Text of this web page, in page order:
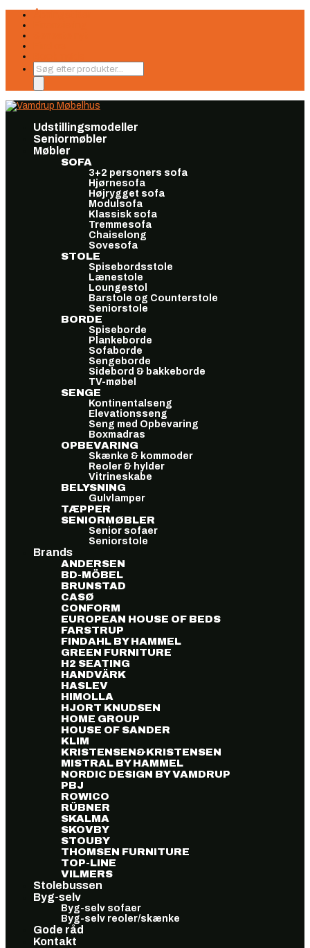
Products
search
Udstillingsmodeller
Seniormøbler
Møbler
SOFA
3+2 personers sofa
Hjørnesofa
Højrygget sofa
Modulsofa
Klassisk sofa
Tremmesofa
Chaiselong
Sovesofa
STOLE
Spisebordsstole
Lænestole
Loungestol
Barstole og Counterstole
Seniorstole
BORDE
Spiseborde
Plankeborde
Sofaborde
Sengeborde
Sidebord & bakkeborde
TV-møbel
SENGE
Kontinentalseng
Elevationsseng
Seng med Opbevaring
Boxmadras
OPBEVARING
Skænke & kommoder
Reoler & hylder
Vitrineskabe
BELYSNING
Gulvlamper
TÆPPER
SENIORMØBLER
Senior sofaer
Seniorstole
Brands
ANDERSEN
BD-MÖBEL
BRUNSTAD
CASØ
CONFORM
EUROPEAN HOUSE OF BEDS
FARSTRUP
FINDAHL BY HAMMEL
GREEN FURNITURE
H2 SEATING
HANDVÄRK
HASLEV
HIMOLLA
HJORT KNUDSEN
HOME GROUP
HOUSE OF SANDER
KLIM
KRISTENSEN&KRISTENSEN
MISTRAL BY HAMMEL
NORDIC DESIGN BY VAMDRUP
PBJ
ROWICO
RÜBNER
SKALMA
SKOVBY
STOUBY
THOMSEN FURNITURE
TOP-LINE
VILMERS
Stolebussen
Byg-selv
Byg-selv sofaer
Byg-selv reoler/skænke
Gode råd
Kontakt